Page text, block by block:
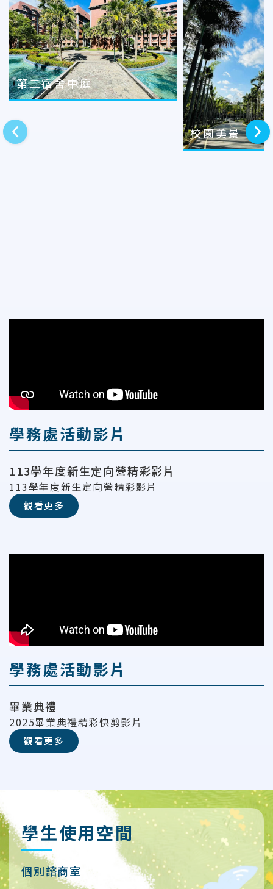
上一則
第二宿舍中庭
校園美景下一則
學務處活動影片
113學年度新生定向營精彩影片
113學年度新生定向營精彩影片
觀看更多
學務處活動影片
畢業典禮
2025畢業典禮精彩快剪影片
觀看更多
學生使用空間
運動空間